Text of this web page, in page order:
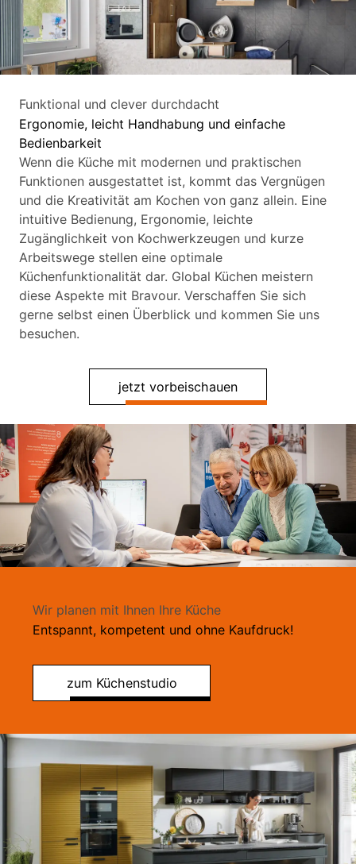
Funktional und clever durchdacht
Ergonomie, leicht Handhabung und einfache
Bedienbarkeit
Wenn die Küche mit modernen und praktischen
Funktionen ausgestattet ist, kommt das Vergnügen
und die Kreativität am Kochen von ganz allein. Eine
intuitive Bedienung, Ergonomie, leichte
Zugänglichkeit von Kochwerkzeugen und kurze
Arbeitswege stellen eine optimale
Küchenfunktionalität dar. Global Küchen meistern
diese Aspekte mit Bravour. Verschaffen Sie sich
gerne selbst einen Überblick und kommen Sie uns
besuchen.
jetzt vorbeischauen
Wir planen mit Ihnen Ihre Küche
Entspannt, kompetent und ohne Kaufdruck!
zum Küchenstudio